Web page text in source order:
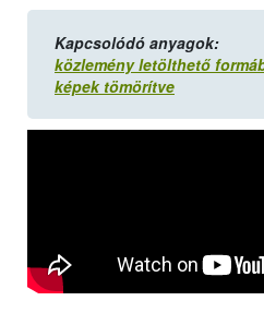
Kapcsolódó anyagok:
közlemény letölthető
képek tömörítve